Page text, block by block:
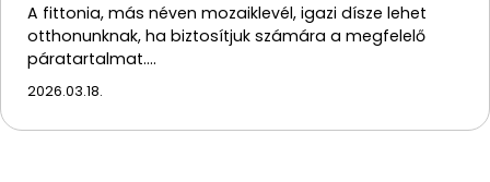
A fittonia, más néven mozaiklevél, igazi dísze lehet
otthonunknak, ha biztosítjuk számára a megfelelő
páratartalmat.…
2026.03.18.